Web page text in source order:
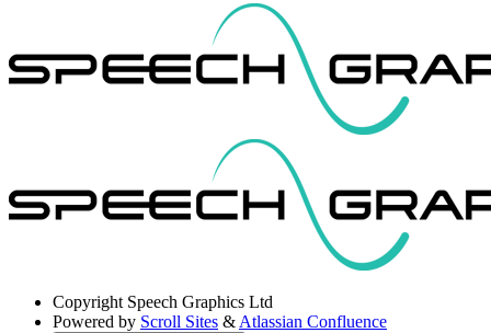
Copyright Speech Graphics Ltd
Powered by Scroll Sites & Atlassian Confluence